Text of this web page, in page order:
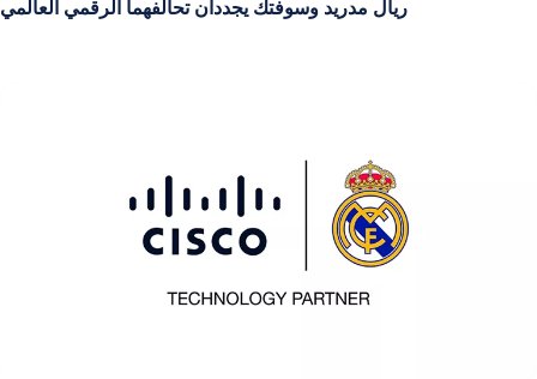
ريال مدريد وسوفتك يجددان تحالفهما الرقمي العالمي